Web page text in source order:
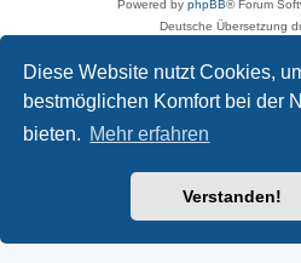
Diese Website nutzt Cookies,
bestmöglichen Komfort bei der
bieten. Mehr erfahren
Verstanden!
Powered by phpBB® Forum
Deutsche Übersetzung